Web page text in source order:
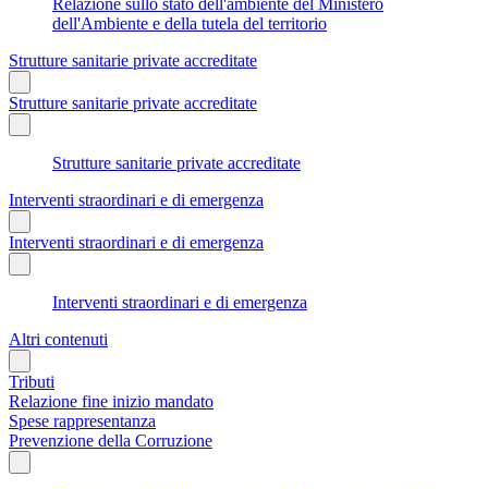
dell'Ambiente e della tutela del territorio
Strutture sanitarie private accreditate
Strutture sanitarie private accreditate
Strutture sanitarie private accreditate
Interventi straordinari e di emergenza
Interventi straordinari e di emergenza
Interventi straordinari e di emergenza
Altri contenuti
Tributi
Relazione fine inizio mandato
Spese rappresentanza
Prevenzione della Corruzione